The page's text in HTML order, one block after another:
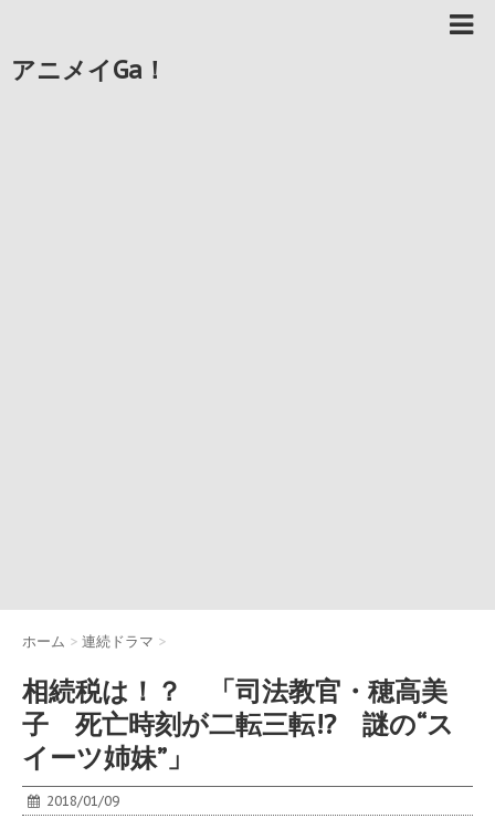
アニメイGa！
ホーム > 連続ドラマ >
相続税は！？ 「司法教官・穂高美
子 死亡時刻が二転三転!? 謎の“ス
イーツ姉妹”」
2018/01/09